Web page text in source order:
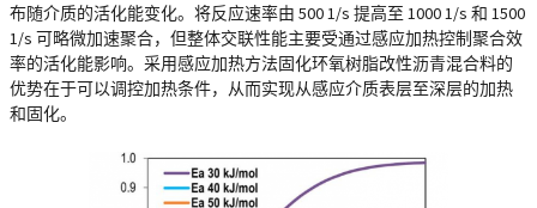
布随介质的活化能变化。将反应速率由 500 1/s 提高至 1000 1/s 和 1500
1/s 可略微加速聚合，但整体交联性能主要受通过感应加热控制聚合效
率的活化能影响。采用感应加热方法固化环氧树脂改性沥青混合料的
优势在于可以调控加热条件，从而实现从感应介质表层至深层的加热
和固化。